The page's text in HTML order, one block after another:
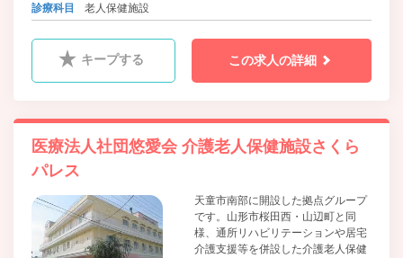
診療科目
老人保健施設
キープする この求人の詳細
医療法人社団悠愛会 介護老人保健施設さくら
パレス
天童市南部に開設した拠点グループ
です。山形市桜田西・山辺町と同
様、通所リハビリテーションや居宅
介護支援等を併設した介護老人保健